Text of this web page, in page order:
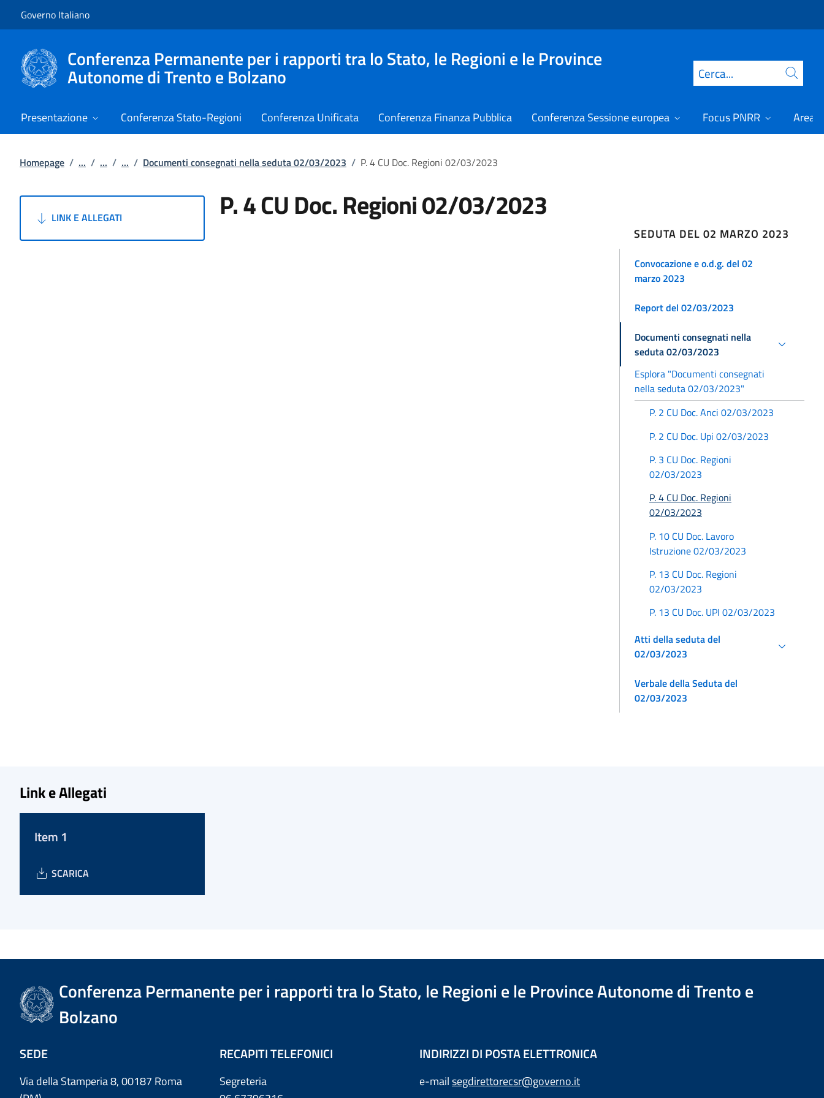
Governo Italiano
Conferenza Permanente per i rapporti tra lo Stato, le Regioni e le Province
Autonome di Trento e Bolzano Cerca
Presentazione Conferenza Stato-Regioni Conferenza Unificata Conferenza Finanza Pubblica Conferenza Sessione europea Focus PNRR Area
Homepage / ... / ... / ... / Documenti consegnati nella seduta 02/03/2023 / P. 4 CU Doc. Regioni 02/03/2023
LINK E ALLEGATI P. 4 CU Doc. Regioni 02/03/2023
SEDUTA DEL 02 MARZO 2023
Convocazione e o.d.g. del 02
marzo 2023
Report del 02/03/2023
Documenti consegnati nella
seduta 02/03/2023
Esplora "Documenti consegnati
nella seduta 02/03/2023"
P. 2 CU Doc. Anci 02/03/2023
P. 2 CU Doc. Upi 02/03/2023
P. 3 CU Doc. Regioni
02/03/2023
P. 4 CU Doc. Regioni
02/03/2023
P. 10 CU Doc. Lavoro
Istruzione 02/03/2023
P. 13 CU Doc. Regioni
02/03/2023
P. 13 CU Doc. UPI 02/03/2023
Atti della seduta del
02/03/2023
Verbale della Seduta del
02/03/2023
Link e Allegati
Item 1
SCARICA
Conferenza Permanente per i rapporti tra lo Stato, le Regioni e le Province Autonome di Trento e
Bolzano
SEDE
Via della Stamperia 8, 00187 Roma
RECAPITI TELEFONICI
Segreteria
INDIRIZZI DI POSTA ELETTRONICA
e-mailsegdirettorecsr@governo.it